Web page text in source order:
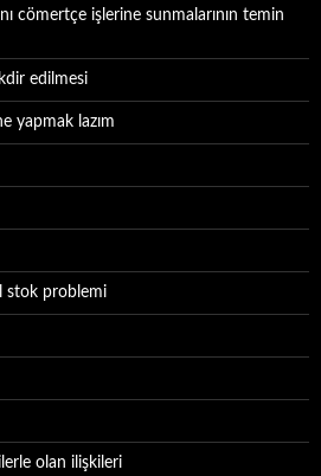
cömertçe işlerine sunmalarının temin
edilmesi
yapmak lazım
stok problemi
olan ilişkileri